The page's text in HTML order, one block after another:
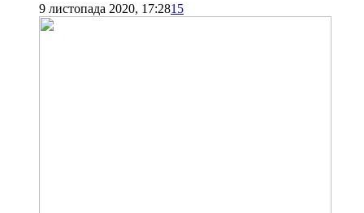
9 листопада 2020, 17:2815